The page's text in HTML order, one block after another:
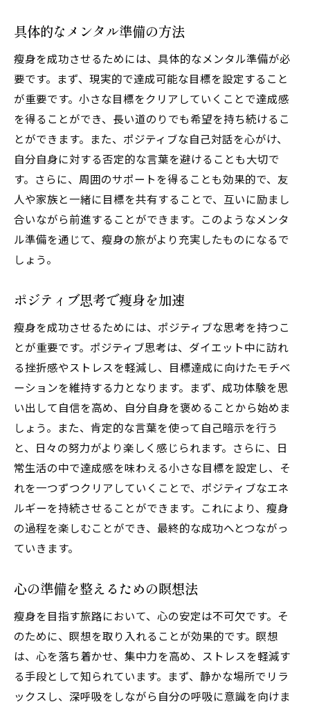
ストレスを乗り越える瘦身と心の習慣
ストレスが瘦身に与える影響
ストレス管理が瘦身に有効な理由
日常で実践できるストレス軽減法
瘦身中のリフレッシュ法
心の余裕が瘦身をサポートする
メンタルヘルスと瘦身の相関関係
瘦身における失敗を恐れない心の持ち方
失敗から学ぶ瘦身の教訓
ポジティブに捉える思考法
ネガティブ思考を払拭する方法
成功へのプロセスとして捉える
日常生活で実践する瘦身とポジティブ思考
ポジティブ思考で瘦身効率を上げる方法
日常でできるメンタルエクササイズ
習慣化がもたらす心理的効果
感謝の気持ちが瘦身を助ける理由
毎日のリフレクションの重要性
ポジティブな自己対話の実践
心のトレーニングが瘦身の成果を変える
瘦身を成功に導く心の強化法
心身一如の考え方が瘦身に与える影響
日々のメンタルケアの効果
心の持ち方が与える長期的な健康効果
瘦身の旅路を楽しむためのマインドセット
瘦身の過程を楽しむ心の持ち方
具体的なメンタル準備の方法
瘦身を成功させるためには、具体的なメンタル準備が必
要です。まず、現実的で達成可能な目標を設定すること
が重要です。小さな目標をクリアしていくことで達成感
を得ることができ、長い道のりでも希望を持ち続けるこ
とができます。また、ポジティブな自己対話を心がけ、
自分自身に対する否定的な言葉を避けることも大切で
す。さらに、周囲のサポートを得ることも効果的で、友
人や家族と一緒に目標を共有することで、互いに励まし
合いながら前進することができます。このようなメンタ
ル準備を通じて、瘦身の旅がより充実したものになるで
しょう。
ポジティブ思考で瘦身を加速
瘦身を成功させるためには、ポジティブな思考を持つこ
とが重要です。ポジティブ思考は、ダイエット中に訪れ
る挫折感やストレスを軽減し、目標達成に向けたモチベ
ーションを維持する力となります。まず、成功体験を思
い出して自信を高め、自分自身を褒めることから始めま
しょう。また、肯定的な言葉を使って自己暗示を行う
と、日々の努力がより楽しく感じられます。さらに、日
常生活の中で達成感を味わえる小さな目標を設定し、そ
れを一つずつクリアしていくことで、ポジティブなエネ
ルギーを持続させることができます。これにより、瘦身
の過程を楽しむことができ、最終的な成功へとつながっ
ていきます。
心の準備を整えるための瞑想法
瘦身を目指す旅路において、心の安定は不可欠です。そ
のために、瞑想を取り入れることが効果的です。瞑想
は、心を落ち着かせ、集中力を高め、ストレスを軽減す
る手段として知られています。まず、静かな場所でリラ
ックスし、深呼吸をしながら自分の呼吸に意識を向けま